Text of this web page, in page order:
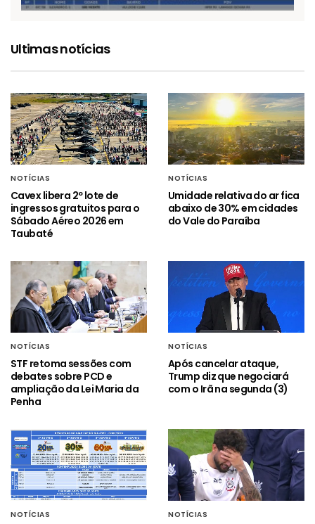
Ultimas notícias
NOTÍCIAS
Cavex libera 2º lote de
ingressos gratuitos para o
Sábado Aéreo 2026 em
Taubaté
NOTÍCIAS
Umidade relativa do ar fica
abaixo de 30% em cidades
do Vale do Paraíba
NOTÍCIAS
STF retoma sessões com
debates sobre PCD e
ampliação da Lei Maria da
Penha
NOTÍCIAS
Após cancelar ataque,
Trump diz que negociará
com o Irã na segunda (3)
NOTÍCIAS NOTÍCIAS